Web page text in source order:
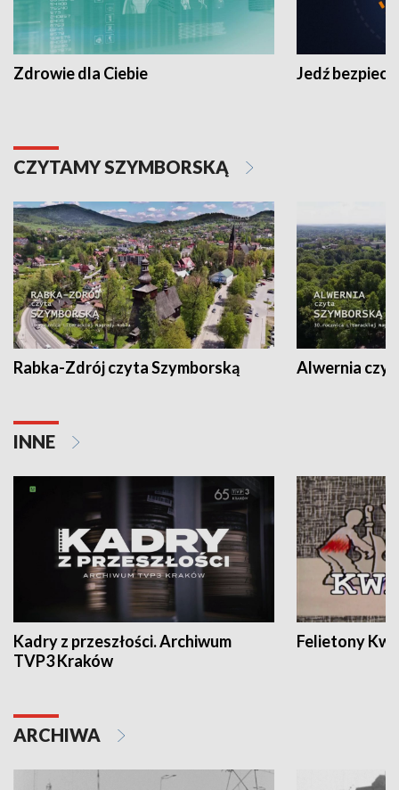
Zdrowie dla Ciebie Jedź
CZYTAMY SZYMBORSKĄ
Rabka-Zdrój czyta Szymborską Alwernia
INNE
Kadry z przeszłości. Archiwum
TVP3 Kraków
Felietony
ARCHIWA